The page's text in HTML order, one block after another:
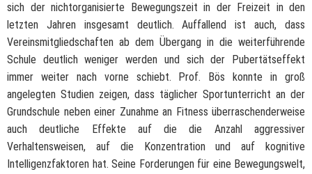
sich der nichtorganisierte Bewegungszeit in der Freizeit in den
letzten Jahren insgesamt deutlich. Auffallend ist auch, dass
Vereinsmitgliedschaften ab dem Übergang in die weiterführende
Schule deutlich weniger werden und sich der Pubertätseffekt
immer weiter nach vorne schiebt. Prof. Bös konnte in groß
angelegten Studien zeigen, dass täglicher Sportunterricht an der
Grundschule neben einer Zunahme an Fitness überraschenderweise
auch deutliche Effekte auf die die Anzahl aggressiver
Verhaltensweisen, auf die Konzentration und auf kognitive
Intelligenzfaktoren hat. Seine Forderungen für eine Bewegungswelt,